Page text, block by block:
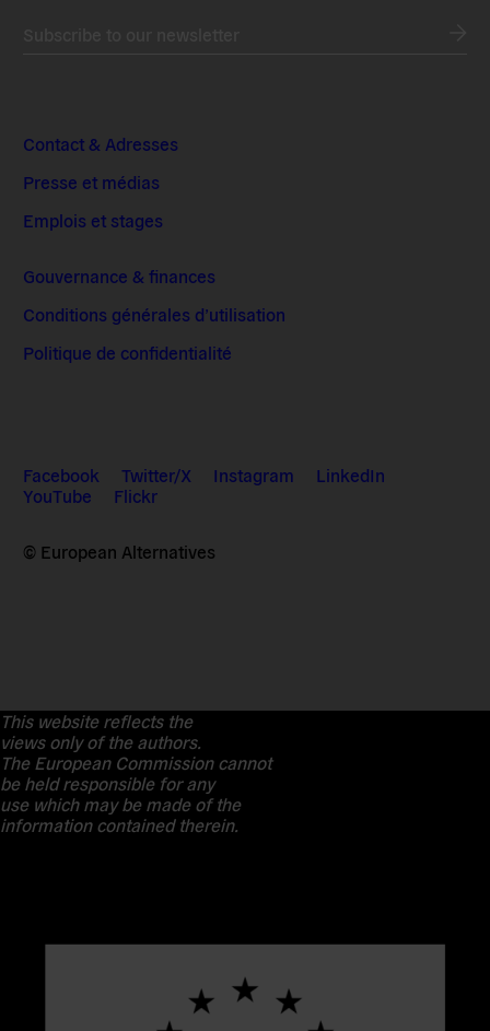
Contact & Adresses
Presse et médias
Emplois et stages
Gouvernance & finances
Conditions générales d’utilisation
Politique de confidentialité
Facebook Twitter/X Instagram
LinkedIn
YouTube
Flickr
© European Alternatives
This website reflects the
views only of the authors.
The European Commission cannot
be held responsible for any
use which may be made of the
information contained therein.